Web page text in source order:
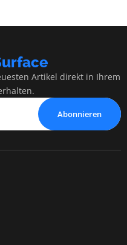
Artikel direkt in Ihrem
Abonnieren